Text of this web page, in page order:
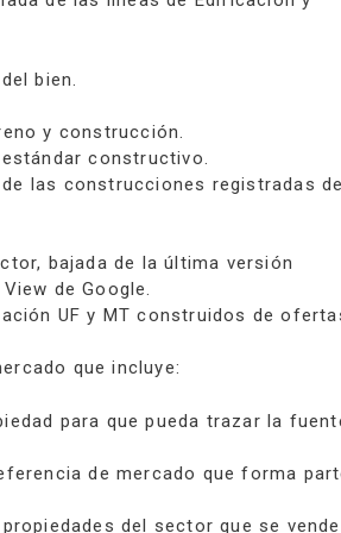
bien.
y construcción.
constructivo.
las construcciones registradas
bajada de la última versión
de Google.
UF y MT construidos de
que incluye:
para que pueda trazar la
de mercado que forma
del sector que se